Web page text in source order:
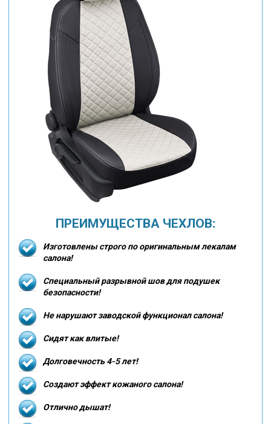
ПРЕИМУЩЕСТВА ЧЕХЛОВ:
Изготовлены строго по оригинальным лекалам
салона!
Специальный разрывной шов для подушек
безопасности!
Не нарушают заводской функционал салона!
Сидят как влитые!
Долговечность 4-5 лет!
Создают эффект кожаного салона!
Отлично дышат!